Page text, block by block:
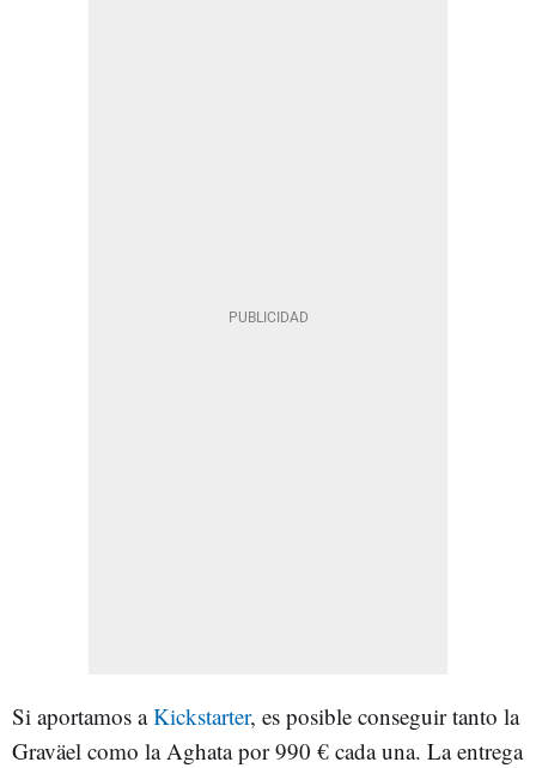
Si aportamos aKickstarter, es posible conseguir tanto la
Graväel como la Aghata por 990 € cada una. La entrega